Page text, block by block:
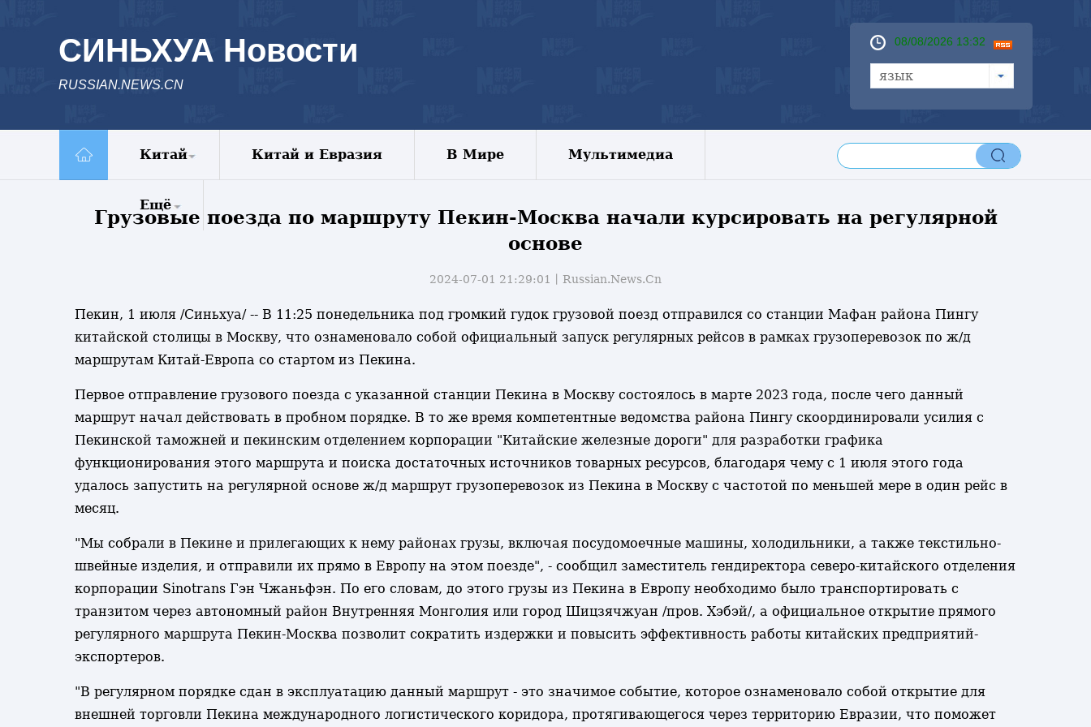
СИНЬХУА Новости
RUSSIAN.NEWS.CN
08/08/2026 13:32
язык
Китай
Экономика
Китай и Евразия В Мире Мультимедиа
Ещё
Фото
Спецрепортажи
Грузовые поезда по маршруту Пекин-Москва начали курсировать на регулярной
основе
2024-07-01 21:29:01丨 Russian.News.Cn
Пекин, 1 июля /Синьхуа/ -- В 11:25 понедельника под громкий гудок грузовой поезд отправился со станции Мафан района Пингу
китайской столицы в Москву, что ознаменовало собой официальный запуск регулярных рейсов в рамках грузоперевозок по ж/д
маршрутам Китай-Европа со стартом из Пекина.
Первое отправление грузового поезда с указанной станции Пекина в Москву состоялось в марте 2023 года, после чего данный
маршрут начал действовать в пробном порядке. В то же время компетентные ведомства района Пингу скоординировали усилия с
Пекинской таможней и пекинским отделением корпорации "Китайские железные дороги" для разработки графика
функционирования этого маршрута и поиска достаточных источников товарных ресурсов, благодаря чему с 1 июля этого года
удалось запустить на регулярной основе ж/д маршрут грузоперевозок из Пекина в Москву с частотой по меньшей мере в один рейс в
месяц.
"Мы собрали в Пекине и прилегающих к нему районах грузы, включая посудомоечные машины, холодильники, а также текстильно-
швейные изделия, и отправили их прямо в Европу на этом поезде", - сообщил заместитель гендиректора северо-китайского отделения
корпорации Sinotrans Гэн Чжаньфэн. По его словам, до этого грузы из Пекина в Европу необходимо было транспортировать с
транзитом через автономный район Внутренняя Монголия или город Шицзячжуан /пров. Хэбэй/, а официальное открытие прямого
регулярного маршрута Пекин-Москва позволит сократить издержки и повысить эффективность работы китайских предприятий-
экспортеров.
"В регулярном порядке сдан в эксплуатацию данный маршрут - это значимое событие, которое ознаменовало собой открытие для
внешней торговли Пекина международного логистического коридора, протягивающегося через территорию Евразии, что поможет